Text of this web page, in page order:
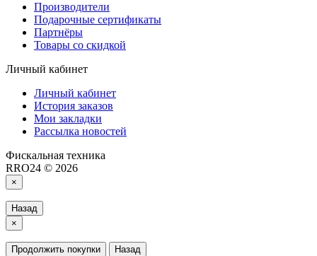
Производители
Подарочные сертификаты
Партнёры
Товары со скидкой
Личный кабинет
Личный кабинет
История заказов
Мои закладки
Рассылка новостей
Фискальная техника
RRO24 © 2026
×
Назад
×
Продолжить покупки
Назад